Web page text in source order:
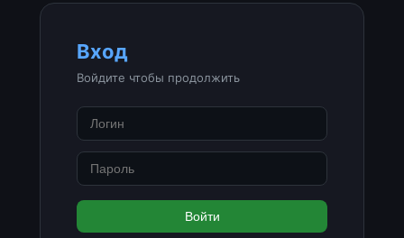
Вход
Войдите чтобы продолжить
Войти